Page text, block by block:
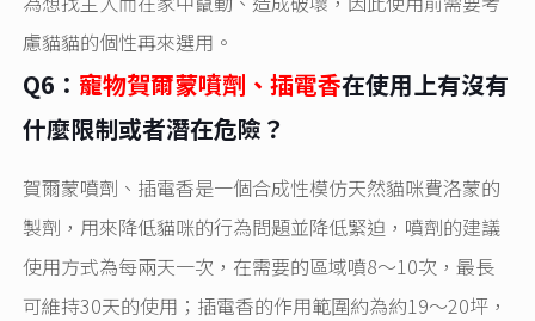
慮貓貓的個性再來選用。
Q6： 寵物賀爾蒙噴劑、插電香在使用上有沒有
什麼限制或者潛在危險？
賀爾蒙噴劑、插電香是一個合成性模仿天然貓咪費洛蒙的
製劑，用來降低貓咪的行為問題並降低緊迫，噴劑的建議
使用方式為每兩天一次，在需要的區域噴8～10次，最長
可維持30天的使用；插電香的作用範圍約為約19～20坪，